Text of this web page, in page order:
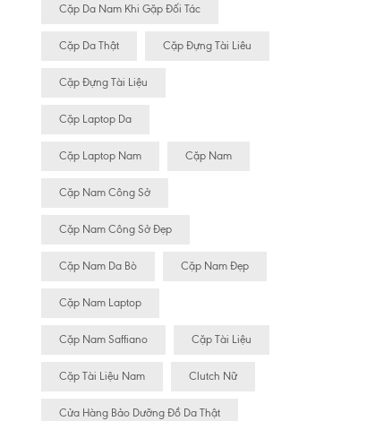
Cặp Da Nam Khi Gặp Đối Tác
Cặp Da Thật Cặp Đựng Tài Liêu
Cặp Đựng Tài Liệu
Cặp Laptop Da
Cặp Laptop Nam Cặp Nam
Cặp Nam Công Sở
Cặp Nam Công Sở Đẹp
Cặp Nam Da Bò Cặp Nam Đẹp
Cặp Nam Laptop
Cặp Nam Saffiano Cặp Tài Liệu
Cặp Tài Liệu Nam Clutch Nữ
Cửa Hàng Bảo Dưỡng Đồ Da Thật